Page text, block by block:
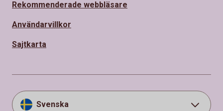
Rekommenderade webbläsare
Användarvillkor
Sajtkarta
Svenska